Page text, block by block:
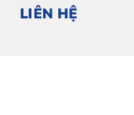
LIÊN HỆ